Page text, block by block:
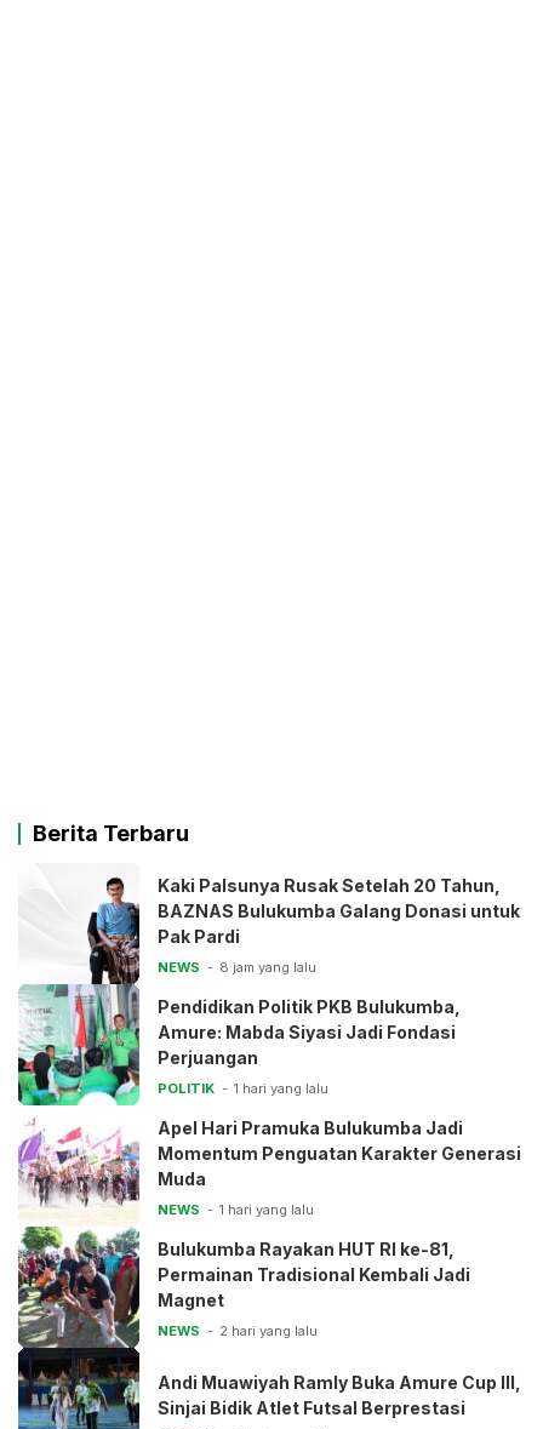
Berita Terbaru
Kaki Palsunya Rusak Setelah 20 Tahun,
BAZNAS Bulukumba Galang Donasi untuk
Pak Pardi
NEWS 8 jam yang lalu
Pendidikan Politik PKB Bulukumba,
Amure: Mabda Siyasi Jadi Fondasi
Perjuangan
POLITIK 1 hari yang lalu
Apel Hari Pramuka Bulukumba Jadi
Momentum Penguatan Karakter Generasi
Muda
NEWS 1 hari yang lalu
Bulukumba Rayakan HUT RI ke-81,
Permainan Tradisional Kembali Jadi
Magnet
NEWS 2 hari yang lalu
Andi Muawiyah Ramly Buka Amure Cup III,
Sinjai Bidik Atlet Futsal Berprestasi